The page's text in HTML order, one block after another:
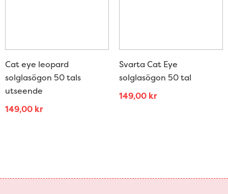
Cat eye leopard
solglasögon 50 tals
utseende
149,00 kr
Svarta Cat Eye
solglasögon 50 tal
149,00 kr